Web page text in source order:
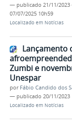
— publicado 21/11/2023
07/07/2025 10h59
Localizado em Notícias
Lançamento
Zumbi e
Unespar
por Fábio Candido dos
— publicado 20/11/2023
Localizado em Notícias